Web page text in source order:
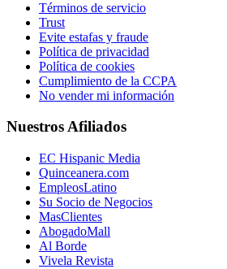
Términos de servicio
Trust
Evite estafas y fraude
Política de privacidad
Política de cookies
Cumplimiento de la CCPA
No vender mi información
Nuestros Afiliados
EC Hispanic Media
Quinceanera.com
EmpleosLatino
Su Socio de Negocios
MasClientes
AbogadoMall
Al Borde
Vivela Revista